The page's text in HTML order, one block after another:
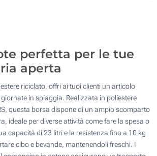
perfetta per le tue
aperta
riciclato, offri ai tuoi clienti un articolo
in spiaggia. Realizzata in poliestere
questa borsa dispone di un ampio scomparto
ideale per diverse attività come fare la spesa o
capacità di 23 litri e la resistenza fino a 10 kg
cibo e bevande, mantenendoli freschi. I